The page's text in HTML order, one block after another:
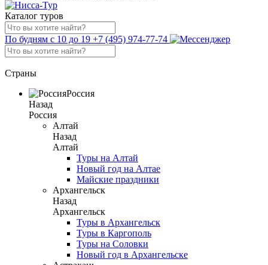
Каталог туров
По будням с 10 до 19 +7 (495) 974-77-74
Страны
Россия
Назад
Россия
Алтай
Назад
Алтай
Туры на Алтай
Новый год на Алтае
Майские праздники
Архангельск
Назад
Архангельск
Туры в Архангельск
Туры в Каргополь
Туры на Соловки
Новый год в Архангельске